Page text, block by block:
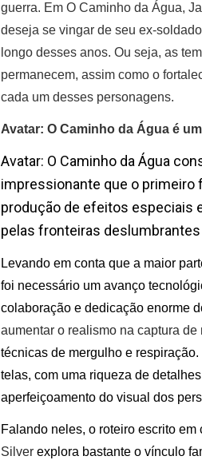
guerra. Em O Caminho da Água,
deseja se vingar de seu ex-
longo desses anos. Ou seja, as
permanecem, assim como o
cada um desses personagens.
Avatar: O Caminho da Água é
Avatar: O Caminho da Água
impressionante que o
produção de efeitos especiais
pelas fronteiras deslumbrantes
Levando em conta que a maior
foi necessário um avanço
colaboração e dedicação enorme
aumentar o realismo na captura de
técnicas de mergulho e
telas, com uma riqueza de
aperfeiçoamento do visual dos
Falando neles, o roteiro escrito
Silver explora bastante o vínculo